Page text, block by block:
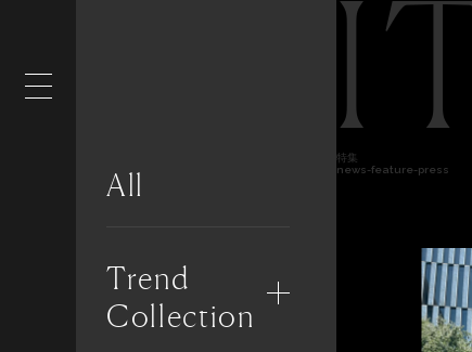
All
Trend
Collection
特集
news-feature-press